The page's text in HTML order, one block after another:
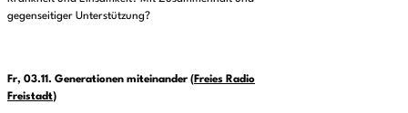
gegenseitiger Unterstützung?
Fr, 03.11. Generationen miteinander ( Freies Radio
Freistadt)